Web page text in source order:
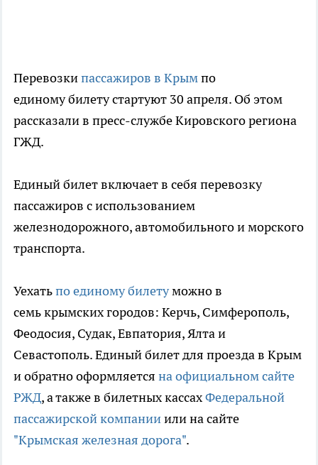
Перевозкипассажиров в Крымпо
единому билету стартуют 30 апреля. Об этом
рассказали в пресс-службе Кировского региона
ГЖД.
Единый билет включает в себя перевозку
пассажиров с использованием
железнодорожного, автомобильного и морского
транспорта.
Уехатьпо единому билетуможно в
семь крымских городов: Керчь, Симферополь,
Феодосия, Судак, Евпатория, Ялта и
Севастополь. Единый билет для проезда в Крым
и обратно оформляется на официальном сайте
РЖД, а также в билетных кассахФедеральной
пассажирской компанииили на сайте
"Крымская железная дорога".